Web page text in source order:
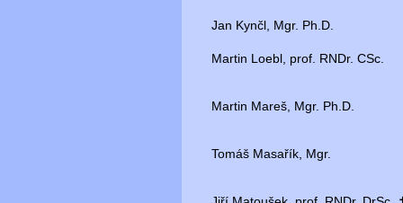
Jan Kynčl, Mgr. Ph.D.
Martin Loebl, prof. RNDr. CSc.
Martin Mareš, Mgr. Ph.D.
Tomáš Masařík, Mgr.